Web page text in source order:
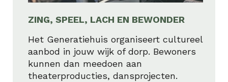
ZING, SPEEL, LACH EN BEWONDER
Het Generatiehuis organiseert cultureel
aanbod in jouw wijk of dorp. Bewoners
kunnen dan meedoen aan
theaterproducties, dansprojecten.